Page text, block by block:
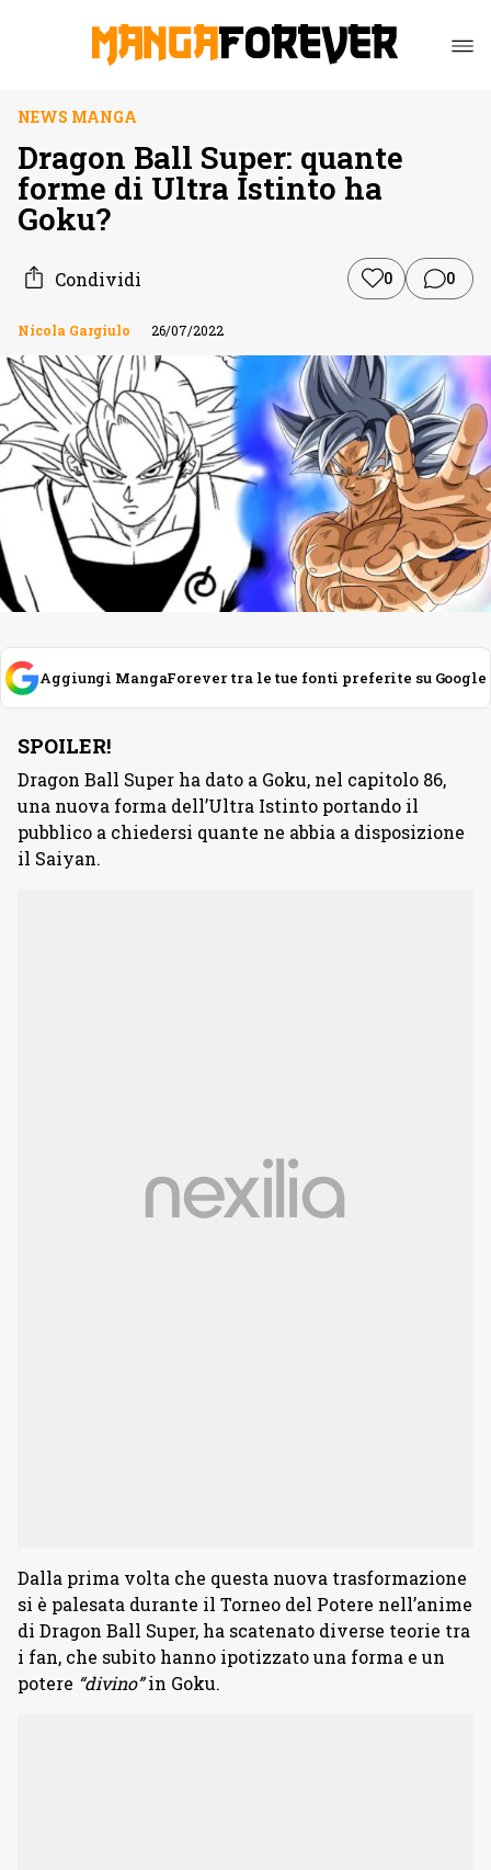
NEWS MANGA
Dragon Ball Super: quante
forme di Ultra Istinto ha
Goku?
Condividi 0 0
Nicola Gargiulo 26/07/2022
Aggiungi MangaForever tra le tue fonti preferite su Google
SPOILER!
Dragon Ball Super ha dato a Goku, nel capitolo 86,
una nuova forma dell’Ultra Istinto portando il
pubblico a chiedersi quante ne abbia a disposizione
il Saiyan.
Dalla prima volta che questa nuova trasformazione
si è palesata durante il Torneo del Potere nell’anime
di Dragon Ball Super, ha scatenato diverse teorie tra
i fan, che subito hanno ipotizzato una forma e un
potere “divino”in Goku.